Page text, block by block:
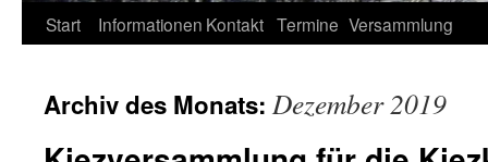
Start Informationen Kontakt Termine Versammlung
Archiv des Monats: Dezember 2019